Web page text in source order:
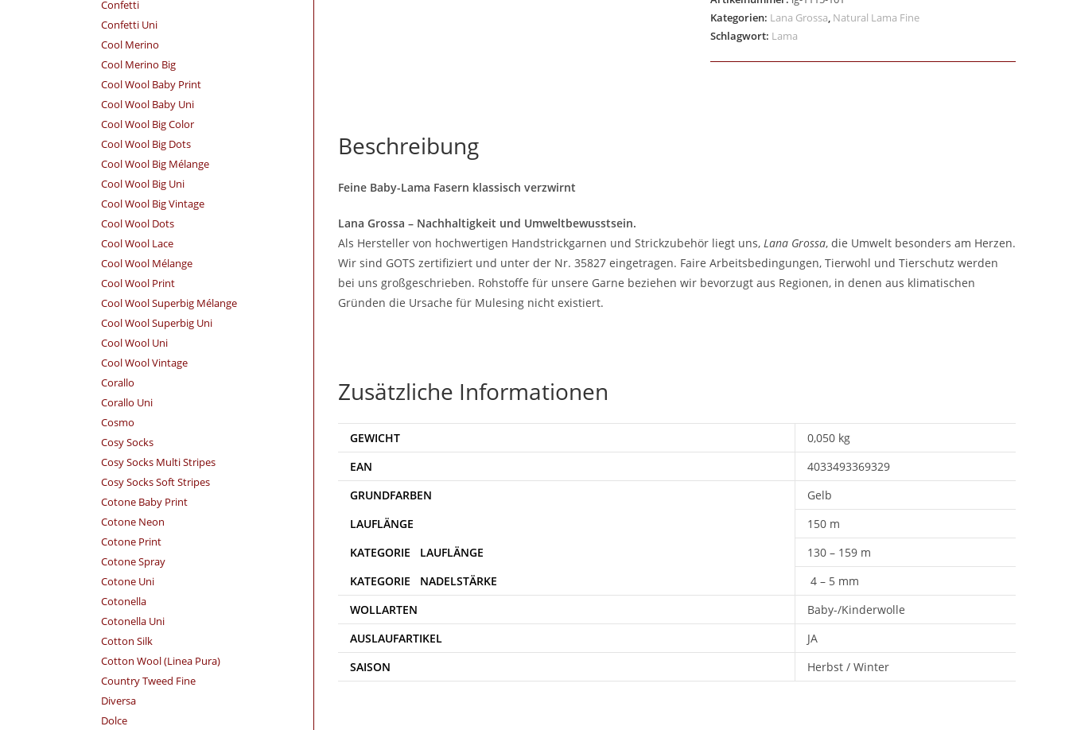
Kategorien: Lana Grossa, Natural Lama Fine
Schlagwort: Lama
Beschreibung
Feine Baby-Lama Fasern klassisch verzwirnt
Lana Grossa – Nachhaltigkeit und Umweltbewusstsein.
Als Hersteller von hochwertigen Handstrickgarnen und Strickzubehör liegt uns, Lana Grossa, die Umwelt besonders am Herzen.
Wir sind GOTS zertifiziert und unter der Nr. 35827 eingetragen. Faire Arbeitsbedingungen, Tierwohl und Tierschutz werden
bei uns großgeschrieben. Rohstoffe für unsere Garne beziehen wir bevorzugt aus Regionen, in denen aus klimatischen
Gründen die Ursache für Mulesing nicht existiert.
Zusätzliche Informationen
GEWICHT
0,050 kg
EAN
4033493369329
Gelb
150 m
130 – 159 m
4 – 5 mm
WOLLARTEN
Baby-/Kinderwolle
AUSLAUFARTIKEL
JA
SAISON
Herbst / Winter
Confetti
Confetti Uni
Cool Merino
Cool Merino Big
Cool Wool Baby Print
Cool Wool Baby Uni
Cool Wool Big Color
Cool Wool Big Dots
Cool Wool Big Mélange
Cool Wool Big Uni
Cool Wool Big Vintage
Cool Wool Dots
Cool Wool Lace
Cool Wool Mélange
Cool Wool Print
Cool Wool Superbig Mélange
Cool Wool Superbig Uni
Cool Wool Uni
Cool Wool Vintage
Corallo
Corallo Uni
Cosmo
Cosy Socks
Cosy Socks Multi Stripes
Cosy Socks Soft Stripes
Cotone Baby Print
Cotone Neon
Cotone Print
Cotone Spray
Cotone Uni
Cotonella
Cotonella Uni
Cotton Silk
Cotton Wool (Linea Pura)
Country Tweed Fine
Diversa
Dolce